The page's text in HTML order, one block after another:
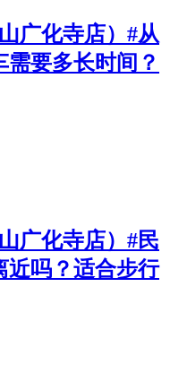
广化寺店）#从
要多长时间？
广化寺店）#民
近吗？适合步行